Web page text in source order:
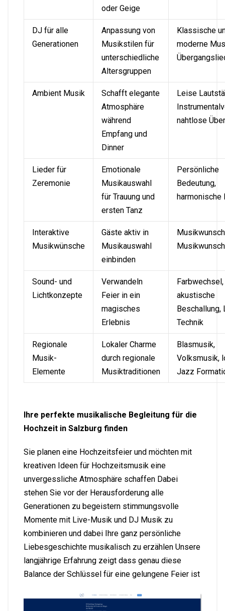
oder Geige
DJ für alle
Generationen
Anpassung von
Musikstilen für
unterschiedliche
Altersgruppen
Klassische
moderne
Ambient Musik
Schafft elegante
Atmosphäre
während
Empfang und
Dinner
Leise
nahtlose
Lieder für
Zeremonie
Emotionale
Musikauswahl
für Trauung und
ersten Tanz
Persönliche
Bedeutung,
harmonische
Interaktive
Musikwünsche
Gäste aktiv in
Musikauswahl
einbinden
Sound- und
Lichtkonzepte
Verwandeln
Feier in ein
magisches
Erlebnis
Farbwechsel,
akustische
Beschallung,
Technik
Regionale
Musik-
Elemente
Lokaler Charme
durch regionale
Musiktraditionen
Blasmusik,
Volksmusik,
Jazz
Ihre perfekte musikalische Begleitung für die
Hochzeit in Salzburg finden
Sie planen eine Hochzeitsfeier und möchten mit
kreativen Ideen für Hochzeitsmusik eine
unvergessliche Atmosphäre schaffen Dabei
stehen Sie vor der Herausforderung alle
Generationen zu begeistern stimmungsvolle
Momente mit Live-Musik und DJ Musik zu
kombinieren und dabei Ihre ganz persönliche
Liebesgeschichte musikalisch zu erzählen Unsere
langjährige Erfahrung zeigt dass genau diese
Balance der Schlüssel für eine gelungene Feier ist